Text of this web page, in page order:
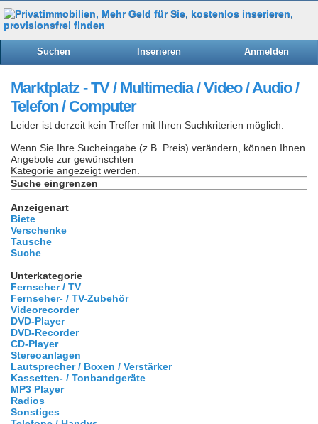
Suchen Inserieren Anmelden
Marktplatz - TV / Multimedia / Video / Audio /
Telefon / Computer
Leider ist derzeit kein Treffer mit Ihren Suchkriterien möglich.
Wenn Sie Ihre Sucheingabe (z.B. Preis) verändern, können Ihnen
Angebote zur gewünschten
Kategorie angezeigt werden.
Suche eingrenzen
Anzeigenart
Biete
Verschenke
Tausche
Suche
Unterkategorie
Fernseher / TV
Fernseher- / TV-Zubehör
Videorecorder
DVD-Player
DVD-Recorder
CD-Player
Stereoanlagen
Lautsprecher / Boxen / Verstärker
Kassetten- / Tonbandgeräte
MP3 Player
Radios
Sonstiges